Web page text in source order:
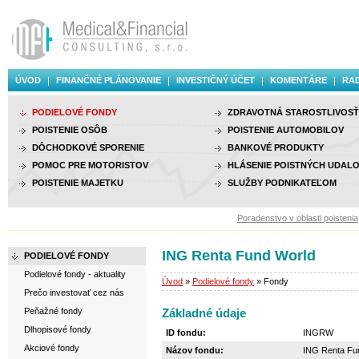
ÚVOD FINANČNÉ PLÁNOVANIE INVESTIČNÝ ÚČET KOMENTÁRE
PODIELOVÉ FONDY
POISTENIE OSÔB
DÔCHODKOVÉ SPORENIE
POMOC PRE MOTORISTOV
POISTENIE MAJETKU
ZDRAVOTNÁ STAROSTLIVOSŤ
POISTENIE AUTOMOBILOV
BANKOVÉ PRODUKTY
HLÁSENIE POISTNÝCH
SLUŽBY PODNIKATEĽOM
Poradenstvo v oblasti
PODIELOVÉ FONDY
Podielové fondy - aktuality
Prečo investovať cez nás
Peňažné fondy
Dlhopisové fondy
Akciové fondy
ING Renta Fund World
Úvod » Podielové fondy » Fondy
Základné údaje
ID fondu:
INGRW
Názov fondu:
ING Renta